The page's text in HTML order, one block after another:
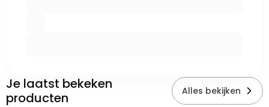
Je laatst bekeken
producten
Alles bekijken